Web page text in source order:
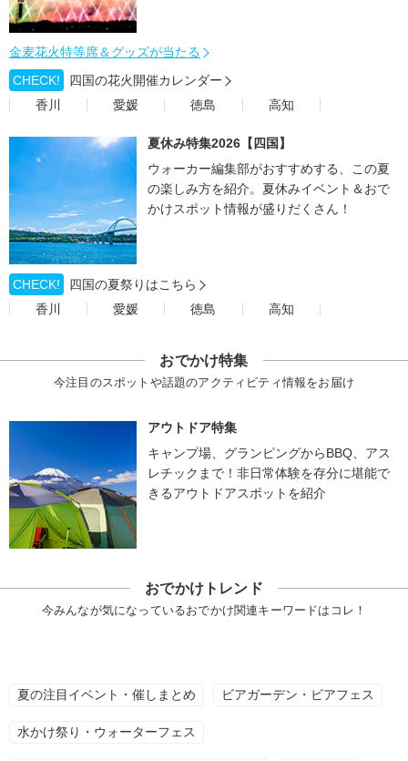
金麦花火特等席＆グッズが当たる
CHECK!
四国の花火開催カレンダー
香川
愛媛 徳島 高知
夏休み特集2026【四国】
ウォーカー編集部がおすすめする、この夏
の楽しみ方を紹介。夏休みイベント＆おで
かけスポット情報が盛りだくさん！
CHECK!
四国の夏祭りはこちら
香川
愛媛 徳島 高知
おでかけ特集
今注目のスポットや話題のアクティビティ情報をお届け
アウトドア特集
キャンプ場、グランピングからBBQ、アス
レチックまで！非日常体験を存分に堪能で
きるアウトドアスポットを紹介
おでかけトレンド
今みんなが気になっているおでかけ関連キーワードはコレ！
夏の注目イベント・催しまとめ ビアガーデン・ビアフェス
水かけ祭り・ウォーターフェス